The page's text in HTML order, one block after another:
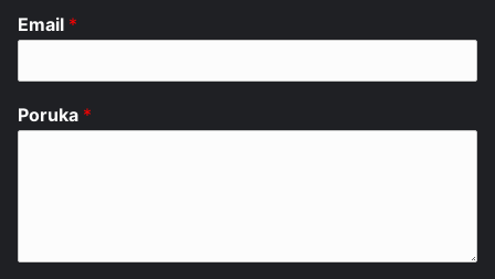
Email *
Poruka *